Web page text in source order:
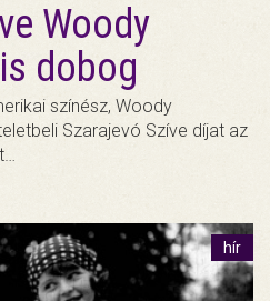
Woody
dobog
színész, Woody
Szarajevó Szíve díjat az
hír